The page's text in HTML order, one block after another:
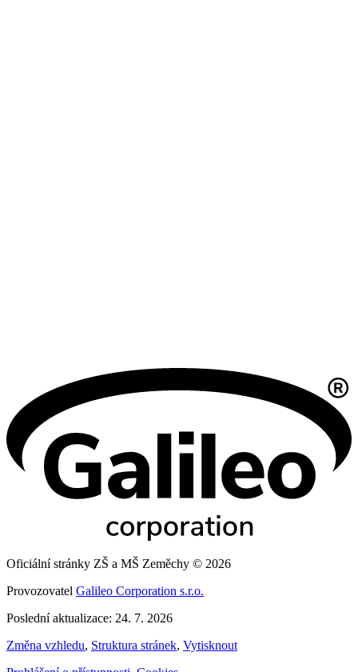
Oficiální stránky ZŠ a MŠ Zeměchy © 2026
Provozovatel Galileo Corporation s.r.o.
Poslední aktualizace: 24. 7. 2026
Změna vzhledu, Struktura stránek, Vytisknout